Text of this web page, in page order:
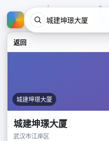
返回
城建坤璟大厦
城建坤璟大厦
武汉市江岸区